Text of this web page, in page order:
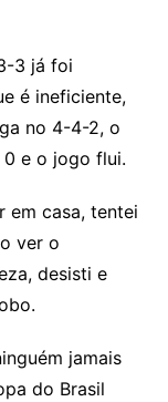
3 já foi
é ineficiente,
no 4-4-2, o
e o jogo flui.
em casa, tentei
ver o
desisti e
jamais
do Brasil